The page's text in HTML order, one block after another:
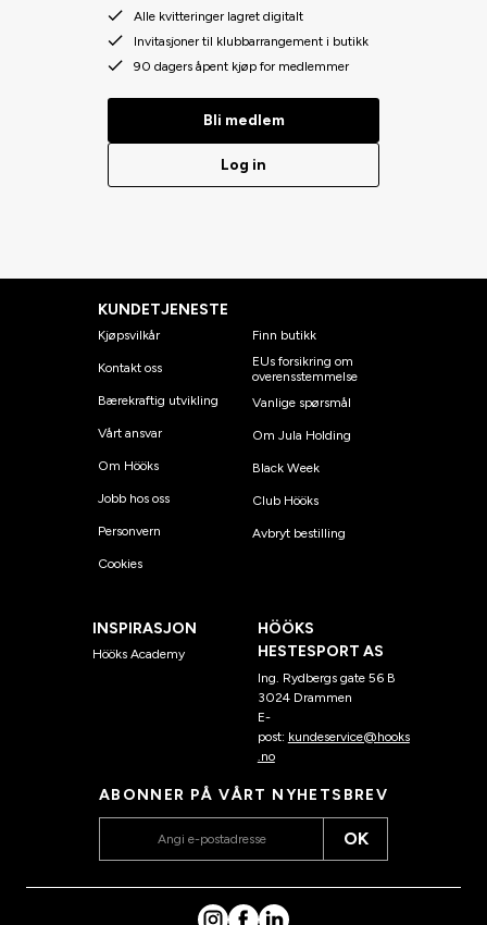
Alle kvitteringer lagret digitalt
Invitasjoner til klubbarrangement i butikk
90 dagers åpent kjøp for medlemmer
Bli medlem
Log in
KUNDETJENESTE
Kjøpsvilkår
Kontakt oss
Bærekraftig utvikling
Vårt ansvar
Om Hööks
Jobb hos oss
Personvern
Cookies
Finn butikk
EUs forsikring om
overensstemmelse
Vanlige spørsmål
Om Jula Holding
Black Week
Club Hööks
Avbryt bestilling
INSPIRASJON
Hööks Academy
HÖÖKS
HESTESPORT AS
Ing. Rydbergs gate 56 B
3024 Drammen
E-
post: kundeservice@hooks
.no
ABONNER PÅ VÅRT NYHETSBREV
OK